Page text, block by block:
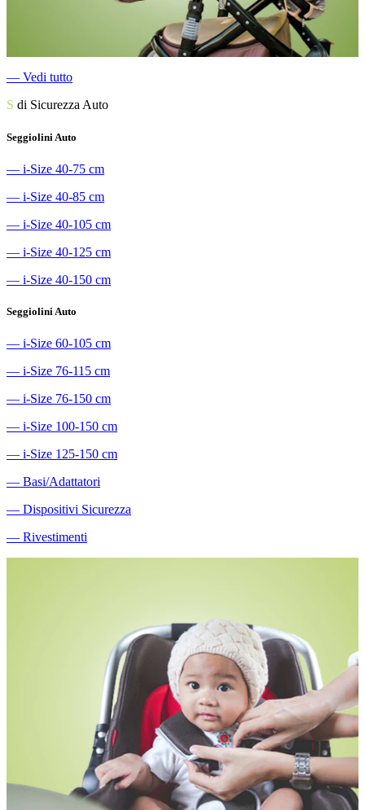
― Vedi tutto
S di Sicurezza Auto
Seggiolini Auto
― i-Size 40-75 cm
― i-Size 40-85 cm
― i-Size 40-105 cm
― i-Size 40-125 cm
― i-Size 40-150 cm
Seggiolini Auto
― i-Size 60-105 cm
― i-Size 76-115 cm
― i-Size 76-150 cm
― i-Size 100-150 cm
― i-Size 125-150 cm
― Basi/Adattatori
― Dispositivi Sicurezza
― Rivestimenti